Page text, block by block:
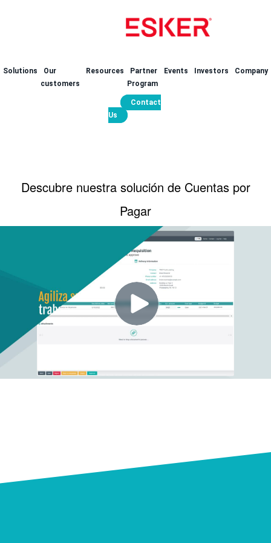
Solutions
Our
customers
Resources
Partner
Program
Events Investors Company
Contact
Us
Descubre nuestra solución de Cuentas por
Pagar